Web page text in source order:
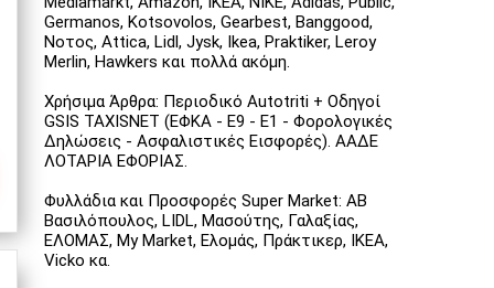
Germanos, Kotsovolos, Gearbest, Banggood,
Νοτος, Attica, Lidl, Jysk, Ikea, Praktiker, Leroy
Merlin, Hawkers και πολλά ακόμη.
Χρήσιμα Άρθρα: Περιοδικό Autotriti + Οδηγοί
GSIS TAXISNET (ΕΦΚΑ - Ε9 - Ε1 - Φορολογικές
Δηλώσεις - Ασφαλιστικές Εισφορές). ΑΑΔΕ
ΛΟΤΑΡΙΑ ΕΦΟΡΙΑΣ.
Φυλλάδια και Προσφορές Super Market: ΑΒ
Βασιλόπουλος, LIDL, Μασούτης, Γαλαξίας,
ΕΛΟΜΑΣ, My Market, Ελομάς, Πράκτικερ, ΙΚΕΑ,
Vicko κα.